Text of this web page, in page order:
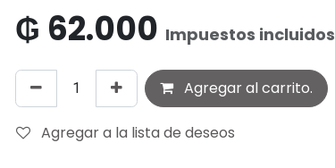
₲ 62.000 Impuestos incluidos
Agregar al carrito.
Agregar a la lista de deseos